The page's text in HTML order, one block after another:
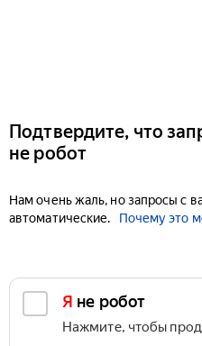
Подтвердите, что
не робот
Нам очень жаль, но запросы с
автоматические.
Почему это
Я не робот
Нажмите, чтобы